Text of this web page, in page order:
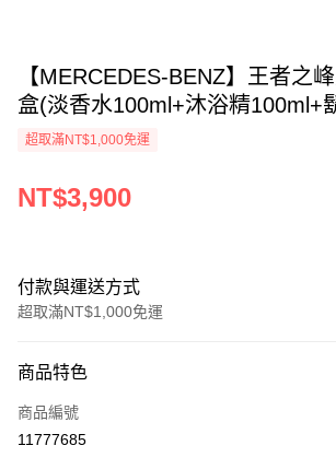
【MERCEDES-BENZ】王者之
盒(淡香水100ml+沐浴精100ml+
超取滿NT$1,000免運
NT$3,900
付款與運送方式
超取滿NT$1,000免運
信用卡一次付款
ATM付款
商品特色
商品編號
11777685